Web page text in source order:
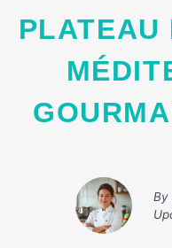
PLATEAU DE HOUMOUS
By